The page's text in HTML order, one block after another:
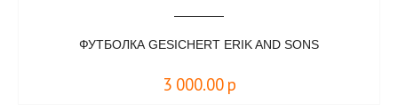
ФУТБОЛКА GESICHERT ERIK AND SONS
3 000.00 р